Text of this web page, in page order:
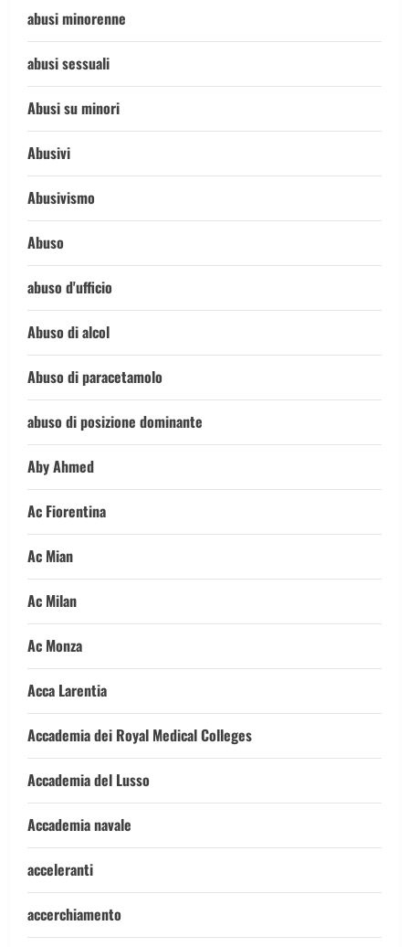
abusi minorenne
abusi sessuali
Abusi su minori
Abusivi
Abusivismo
Abuso
abuso d'ufficio
Abuso di alcol
Abuso di paracetamolo
abuso di posizione dominante
Aby Ahmed
Ac Fiorentina
Ac Mian
Ac Milan
Ac Monza
Acca Larentia
Accademia dei Royal Medical Colleges
Accademia del Lusso
Accademia navale
acceleranti
accerchiamento